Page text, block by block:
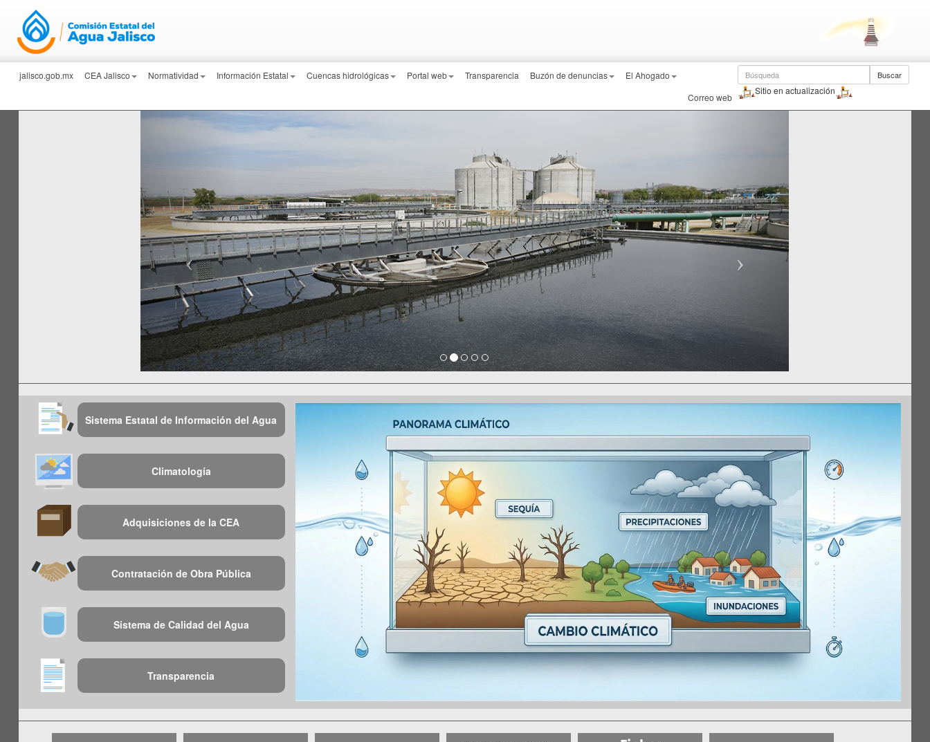
jalisco.gob.mx CEA Jalisco Normatividad Información Estatal Cuencas hidrológicas Portal web Transparencia Buscar
Buzón de denuncias
El Ahogado
Correo web
Sitio en actualización
Sistema Estatal de Información del Agua
Climatología
Adquisiciones de la CEA
Contratación de Obra Pública
Sistema de Calidad del Agua
Transparencia